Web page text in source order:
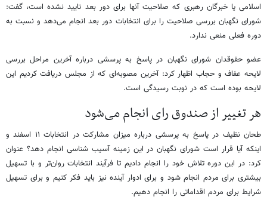
اسلامی یا خبرگان رهبری که صلاحیت آنها برای دور بعد تایید نشده است، گفت:
شورای نگهبان بررسی صلاحیت را برای انتخابات دور بعد انجام می‌دهد و نسبت به
دوره فعلی منعی ندارد.
عضو حقوقدان شورای نگهبان در پاسخ به پرسشی درباره آخرین مراحل بررسی
لایحه عفاف و حجاب اظهار کرد: آخرین مصوبه‌ای که از مجلس دریافت کردیم این
لایحه بوده است که در نوبت رسیدگی است.
هر تغییر از صندوق رای انجام می‌شود
طحان نظیف در پاسخ به پرسشی درباره میزان مشارکت در انتخابات ۱۱ اسفند و
اینکه آیا قرار است شورای نگهبان در این زمینه آسیب شناسی انجام دهد؟ عنوان
کرد: در این دوره تلاش خود را انجام دادیم تا فرآیند انتخابات روان‌تر و با تسهیل
بیشتری برای مردم انجام شود و برای ادوار آینده نیز باید فکر کنیم و برای تسهیل
شرایط برای مردم اقداماتی را انجام دهیم.